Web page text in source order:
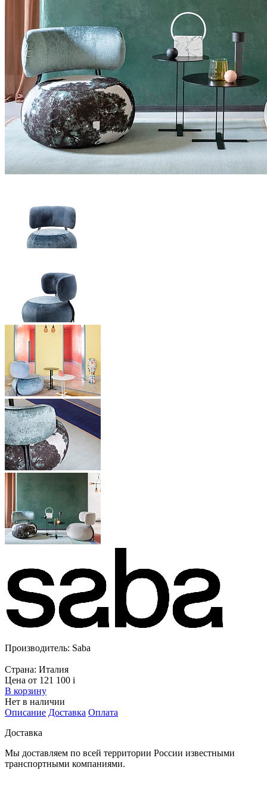
Производитель: Saba
Страна: Италия
Цена от 121 100 i
В корзину
Нет в наличии
Описание Доставка Оплата
Доставка
Мы доставляем по всей территории России известными
транспортными компаниями.